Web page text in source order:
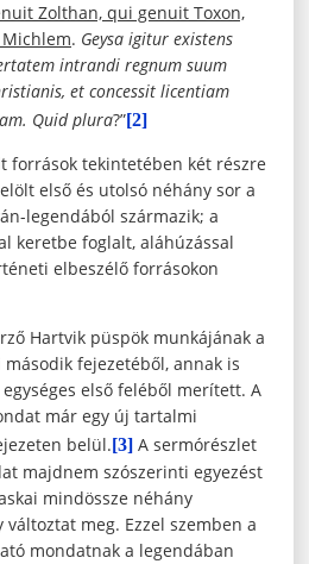
Zolthan, qui genuit Toxon,
. Geysa igitur existens
intrandi regnum suum
et concessit licentiam
Quid plura?”[2]
források tekintetében két részre
első és utolsó néhány sor a
legendából származik; a
keretbe foglalt, aláhúzással
elbeszélő forrásokon
püspök munkájának a
fejezetéből, annak is
első feléből merített. A
már egy új tartalmi
belül.[3]A sermórészlet
majdnem szószerinti egyezést
mindössze néhány
változtat meg. Ezzel szemben a
mondatnak a legendában